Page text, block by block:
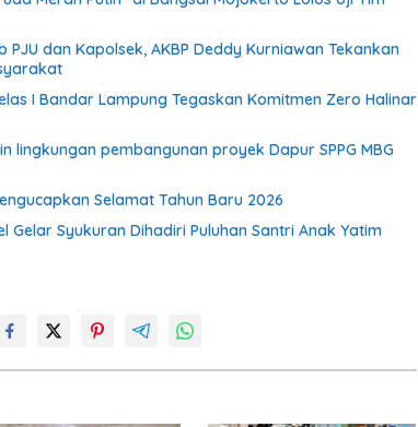
dan Kapolsek, AKBP Deddy Kurniawan Tekankan
I Bandar Lampung Tegaskan Komitmen Zero Halinar
lingkungan pembangunan proyek Dapur SPPG MBG
Selamat Tahun Baru 2026
Gelar Syukuran Dihadiri Puluhan Santri Anak Yatim